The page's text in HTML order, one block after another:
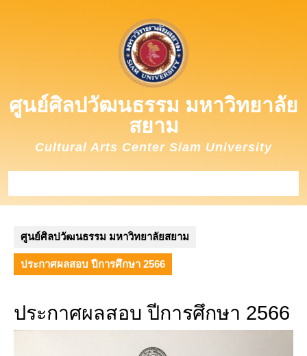
ศูนย์ศิลปวัฒนธรรม มหาวิทยาลัย
สยาม
Cultural Arts Center Siam University
ศูนย์ศิลปวัฒนธรรม มหาวิทยาลัยสยาม
ประกาศผลสอบ ปีการศึกษา 2566
ประกาศผลสอบ ปีการศึกษา 2566